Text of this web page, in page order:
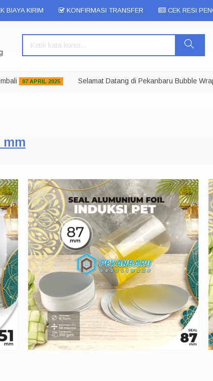
BIAYA KIRIM KONFIRMASI TRANSFER CEK RESI
07 APRIL 2025 Selamat Datang di Pekanbaru Bubble Wrap.